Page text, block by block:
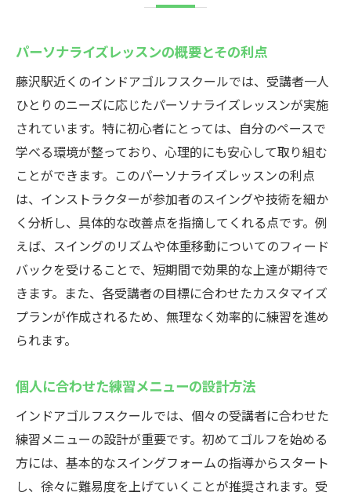
パーソナライズレッスンの概要とその利点
藤沢駅近くのインドアゴルフスクールでは、受講者一人
ひとりのニーズに応じたパーソナライズレッスンが実施
されています。特に初心者にとっては、自分のペースで
学べる環境が整っており、心理的にも安心して取り組む
ことができます。このパーソナライズレッスンの利点
は、インストラクターが参加者のスイングや技術を細か
く分析し、具体的な改善点を指摘してくれる点です。例
えば、スイングのリズムや体重移動についてのフィード
バックを受けることで、短期間で効果的な上達が期待で
きます。また、各受講者の目標に合わせたカスタマイズ
プランが作成されるため、無理なく効率的に練習を進め
られます。
個人に合わせた練習メニューの設計方法
インドアゴルフスクールでは、個々の受講者に合わせた
練習メニューの設計が重要です。初めてゴルフを始める
方には、基本的なスイングフォームの指導からスタート
し、徐々に難易度を上げていくことが推奨されます。受